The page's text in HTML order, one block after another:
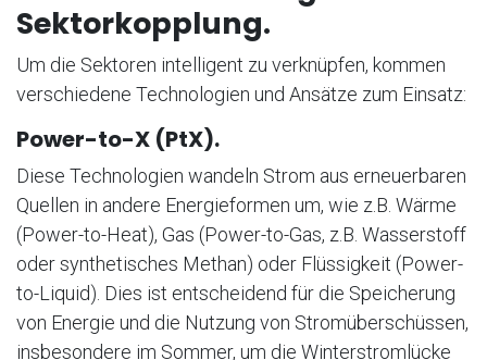
Sektorkopplung.
Um die Sektoren intelligent zu verknüpfen, kommen
verschiedene Technologien und Ansätze zum Einsatz:
Power-to-X (PtX).
Diese Technologien wandeln Strom aus erneuerbaren
Quellen in andere Energieformen um, wie z.B. Wärme
(Power-to-Heat), Gas (Power-to-Gas, z.B. Wasserstoff
oder synthetisches Methan) oder Flüssigkeit (Power-
to-Liquid). Dies ist entscheidend für die Speicherung
von Energie und die Nutzung von Stromüberschüssen,
insbesondere im Sommer, um die Winterstromlücke